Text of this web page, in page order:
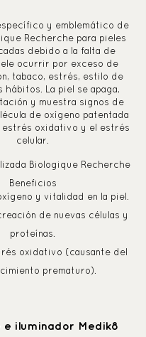
y emblemático de
Recherche para pieles
debido a la falta de
ocurrir por exceso de
tabaco, estrés, estilo de
hábitos. La piel se apaga,
y muestra signos de
de oxígeno patentada
estrés oxidativo y el estrés
celular.
Biologique Recherche
Beneficios
y vitalidad en la piel.
de nuevas células y
proteínas.
oxidativo (causante del
prematuro).
e iluminador Medik8